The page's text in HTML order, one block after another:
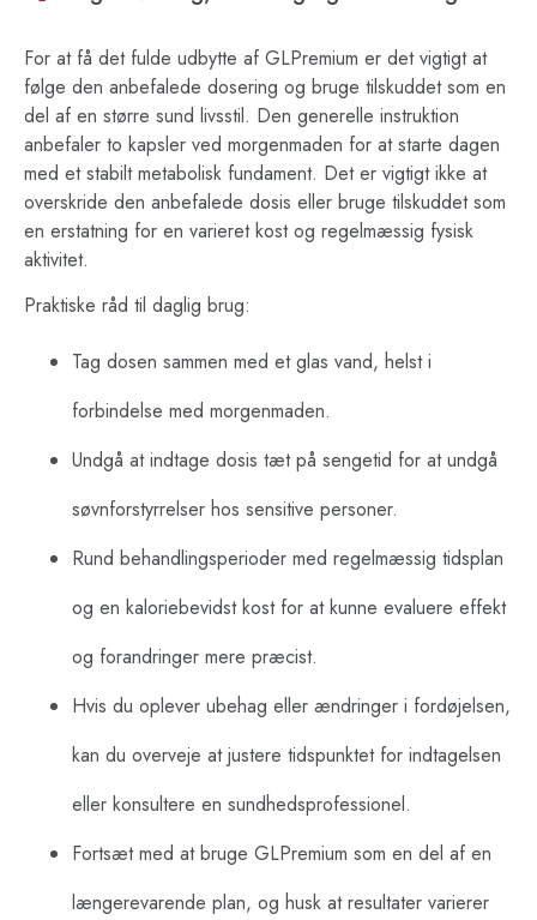
For at få det fulde udbytte af GLPremium er det vigtigt at
følge den anbefalede dosering og bruge tilskuddet som en
del af en større sund livsstil. Den generelle instruktion
anbefaler to kapsler ved morgenmaden for at starte dagen
med et stabilt metabolisk fundament. Det er vigtigt ikke at
overskride den anbefalede dosis eller bruge tilskuddet som
en erstatning for en varieret kost og regelmæssig fysisk
aktivitet.
Praktiske råd til daglig brug:
Tag dosen sammen med et glas vand, helst i
forbindelse med morgenmaden.
Undgå at indtage dosis tæt på sengetid for at undgå
søvnforstyrrelser hos sensitive personer.
Rund behandlingsperioder med regelmæssig tidsplan
og en kaloriebevidst kost for at kunne evaluere effekt
og forandringer mere præcist.
Hvis du oplever ubehag eller ændringer i fordøjelsen,
kan du overveje at justere tidspunktet for indtagelsen
eller konsultere en sundhedsprofessionel.
Fortsæt med at bruge GLPremium som en del af en
længerevarende plan, og husk at resultater varierer